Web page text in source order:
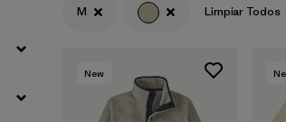
Filtrar por
Materials & Fabric
M Limpiar Todos
New